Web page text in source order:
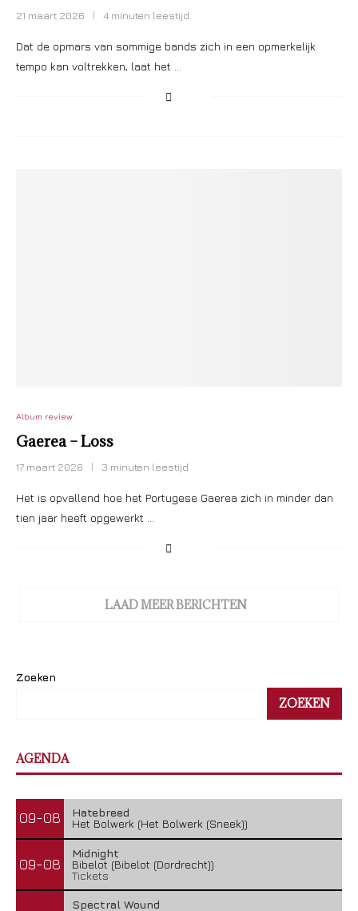
21 maart 2026 4 minuten leestijd
Dat de opmars van sommige bands zich in een opmerkelijk
tempo kan voltrekken, laat het …
Album review
Gaerea – Loss
17 maart 2026 3 minuten leestijd
​Het is opvallend hoe het Portugese Gaerea zich in minder dan
tien jaar heeft opgewerkt …
LAAD MEER BERICHTEN
Zoeken
ZOEKEN
AGENDA
09-08
Hatebreed
Het Bolwerk (Het Bolwerk (Sneek))
09-08
Midnight
Bibelot (Bibelot (Dordrecht))
Tickets
Spectral Wound